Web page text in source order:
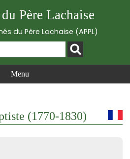
Père Lachaise
du Père Lachaise (APPL)
Menu
(1770-1830)